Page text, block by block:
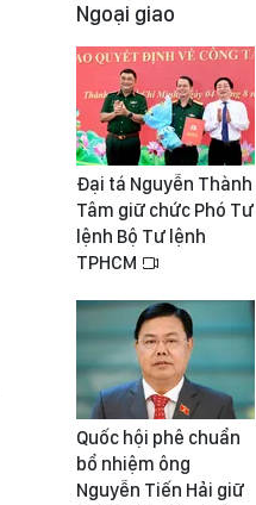
Ngoại giao
Đại tá Nguyễn Thành
Tâm giữ chức Phó Tư
lệnh Bộ Tư lệnh
TPHCM
Quốc hội phê chuẩn
bổ nhiệm ông
Nguyễn Tiến Hải giữ